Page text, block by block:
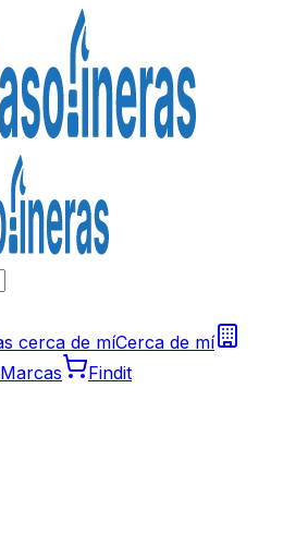
cerca de míCerca de mí
Marcas
Findit